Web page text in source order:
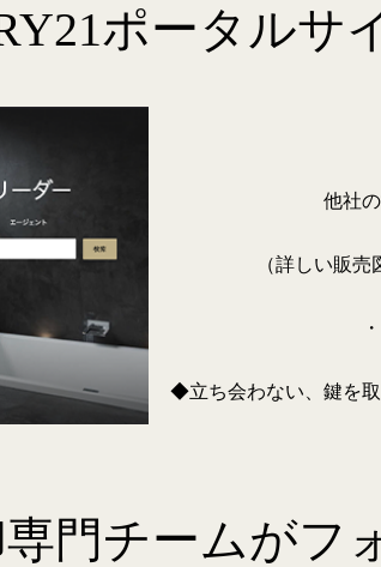
ポータルサ
他社
（詳しい販
◆立ち会わない、鍵を取
門チームがフ